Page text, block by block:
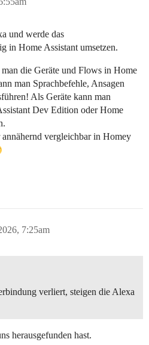
und werde das
in Home Assistant umsetzen.
die Geräte und Flows in Home
man Sprachbefehle, Ansagen
Als Geräte kann man
Dev Edition oder Home
vergleichbar in Homey
7:25am
verliert, steigen die Alexa
herausgefunden hast.